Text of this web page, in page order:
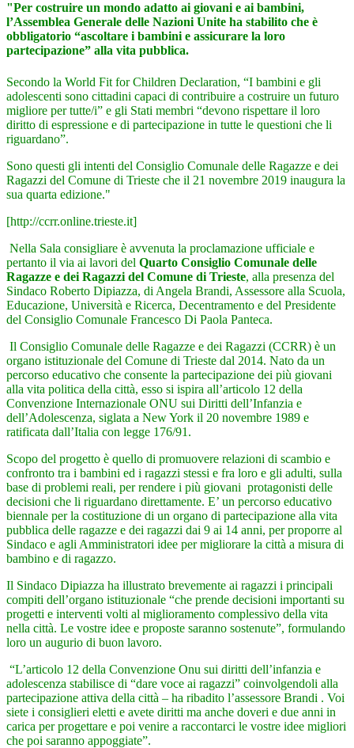
"Per costruire un mondo adatto ai giovani e ai bambini,
l’Assemblea Generale delle Nazioni Unite ha stabilito che è
obbligatorio “ascoltare i bambini e assicurare la loro
partecipazione” alla vita pubblica.
Secondo la World Fit for Children Declaration, “I bambini e gli
adolescenti sono cittadini capaci di contribuire a costruire un futuro
migliore per tutte/i” e gli Stati membri “devono rispettare il loro
diritto di espressione e di partecipazione in tutte le questioni che li
riguardano”.
Sono questi gli intenti del Consiglio Comunale delle Ragazze e dei
Ragazzi del Comune di Trieste che il 21 novembre 2019 inaugura la
sua quarta edizione."
[http://ccrr.online.trieste.it]
Nella Sala consigliare è avvenuta la proclamazione ufficiale e
pertanto il via ai lavori del Quarto Consiglio Comunale delle
Ragazze e dei Ragazzi del Comune di Trieste, alla presenza del
Sindaco Roberto Dipiazza, di Angela Brandi, Assessore alla Scuola,
Educazione, Università e Ricerca, Decentramento e del Presidente
del Consiglio Comunale Francesco Di Paola Panteca.
Il Consiglio Comunale delle Ragazze e dei Ragazzi (CCRR) è un
organo istituzionale del Comune di Trieste dal 2014. Nato da un
percorso educativo che consente la partecipazione dei più giovani
alla vita politica della città, esso si ispira all’articolo 12 della
Convenzione Internazionale ONU sui Diritti dell’Infanzia e
dell’Adolescenza, siglata a New York il 20 novembre 1989 e
ratificata dall’Italia con legge 176/91.
Scopo del progetto è quello di promuovere relazioni di scambio e
confronto tra i bambini ed i ragazzi stessi e fra loro e gli adulti, sulla
base di problemi reali, per rendere i più giovani protagonisti delle
decisioni che li riguardano direttamente. E’ un percorso educativo
biennale per la costituzione di un organo di partecipazione alla vita
pubblica delle ragazze e dei ragazzi dai 9 ai 14 anni, per proporre al
Sindaco e agli Amministratori idee per migliorare la città a misura di
bambino e di ragazzo.
Il Sindaco Dipiazza ha illustrato brevemente ai ragazzi i principali
compiti dell’organo istituzionale “che prende decisioni importanti su
progetti e interventi volti al miglioramento complessivo della vita
nella città. Le vostre idee e proposte saranno sostenute”, formulando
loro un augurio di buon lavoro.
“L’articolo 12 della Convenzione Onu sui diritti dell’infanzia e
adolescenza stabilisce di “dare voce ai ragazzi” coinvolgendoli alla
partecipazione attiva della città – ha ribadito l’assessore Brandi . Voi
siete i consiglieri eletti e avete diritti ma anche doveri e due anni in
carica per progettare e poi venire a raccontarci le vostre idee migliori
che poi saranno appoggiate”.